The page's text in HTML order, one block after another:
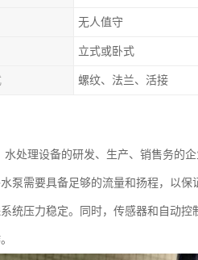
无人值守
立式或卧式
螺纹、法兰、活接
处理设备的研发、生产、销售务的企
泵需要具备足够的流量和扬程，以保
统压力稳定。同时，传感器和自动控